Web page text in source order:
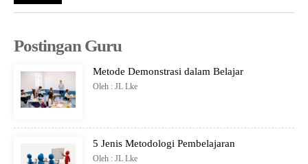
Postingan Guru
Metode Demonstrasi dalam Belajar
Oleh : JL Lke
5 Jenis Metodologi Pembelajaran
Oleh : JL Lke